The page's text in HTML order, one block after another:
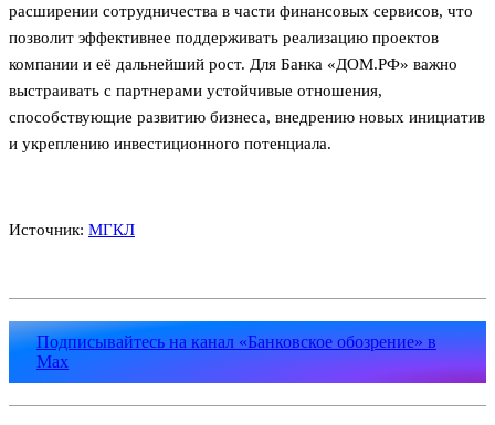
расширении сотрудничества в части финансовых сервисов, что
позволит эффективнее поддерживать реализацию проектов
компании и её дальнейший рост. Для Банка «ДОМ.РФ» важно
выстраивать с партнерами устойчивые отношения,
способствующие развитию бизнеса, внедрению новых инициатив
и укреплению инвестиционного потенциала.
Источник: МГКЛ
Подписывайтесь на канал «Банковское обозрение» в
Max